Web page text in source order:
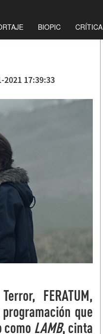
BIOPIC CRÍTICA
2021 17:39:33
FERATUM,
que
como LAMB, cinta